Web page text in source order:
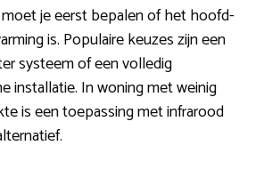
je eerst bepalen of het hoofd-
is. Populaire keuzes zijn een
systeem of een volledig
installatie. In woning met weinig
is een toepassing met infrarood